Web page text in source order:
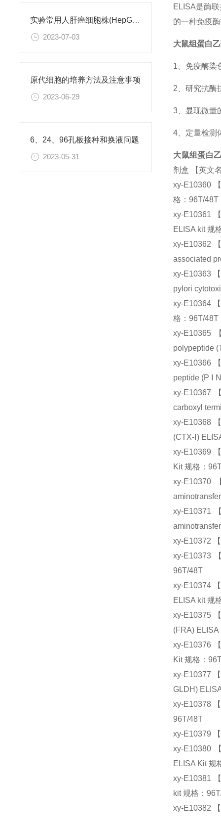
实验常用人肝癌细胞株(HepG2/Hep3B,HuH-7,MHCC97H,PLC/PRF/5)怎么选？
2023-07-03
原代细胞的培养方法及注意事项
2023-06-29
6、24、96孔板接种和换液问题
2023-05-31
ELISA是酶
的一种免疫
大鼠组蛋白
1、免疫酶染
2、研究抗酶
3、显现微量
4、定量检测
大鼠组蛋白
剂盒 【英文
xy-E10360
格：96T/48T
xy-E10361
ELISA kit 规
xy-E10362
associated
xy-E10363
pylori
xy-E10364
格：96T/48T
xy-E10365
polypeptide
xy-E10366
peptide (P Ⅰ
xy-E10367
carboxyl
xy-E10368
(CTX-Ⅰ)
xy-E10369
Kit 规格：
xy-E10370
xy-E10371
xy-E10372
xy-E10373
96T/48T
xy-E10374
ELISA kit 规
xy-E10375
(FRA)
xy-E10376
Kit 规格：
xy-E10377
GLDH)
xy-E10378
96T/48T
xy-E10379
xy-E10380
ELISA Kit 规
xy-E10381
kit 规格：
xy-E10382